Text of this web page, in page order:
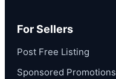
For Sellers
Post Free Listing
Sponsored Promotions